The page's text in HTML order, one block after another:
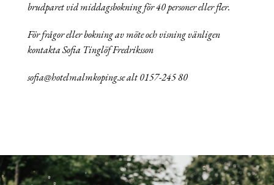
brudparet vid middagsbokning för 40 personer eller fler.
För frågor eller bokning av möte och visning vänligen
kontakta Sofia Tinglöf Fredriksson
sofia@hotelmalmkoping.se alt 0157-245 80